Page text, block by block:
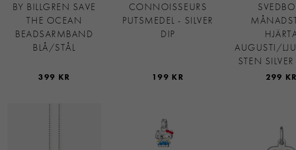
BY BILLGREN SAVE
THE OCEAN
BEADSARMBAND
BLÅ/STÅL
399 KR
CONNOISSEURS
PUTSMEDEL - SILVER
DIP
199 KR
AUGUSTI/
STEN
299 KR